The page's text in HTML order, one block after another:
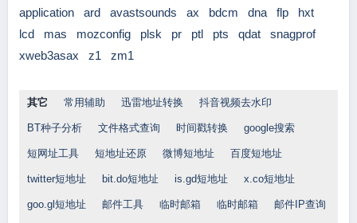
application ard avastsounds ax bdcm dna flp
hxt
lcd
mas mozconfig plsk pr ptl pts qdat
snagprof
xweb3asax
z1 zm1
其它 常用辅助 迅雷地址转换 抖音视频去水印
BT种子分析 文件格式查询 时间戳转换 google搜索
短网址工具 短地址还原 微博短地址 百度短地址
twitter短地址 bit.do短地址 is.gd短地址 x.co短地址
goo.gl短地址 邮件工具 临时邮箱 临时邮箱 邮件IP查询